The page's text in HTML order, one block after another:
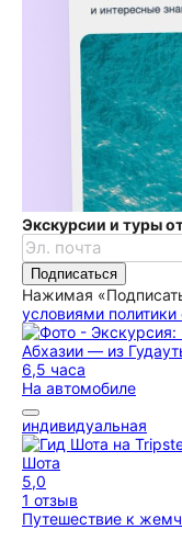
Экскурсии и туры
Подписаться
Нажимая
условиями
6,5 часа
На автомобиле
индивидуальная
Шота
5,0
1 отзыв
Путешествие к